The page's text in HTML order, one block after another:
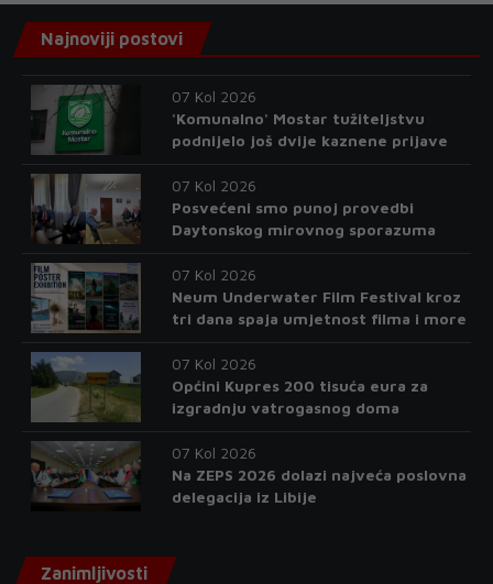
Najnoviji postovi
07 Kol 2026
'Komunalno' Mostar tužiteljstvu
podnijelo još dvije kaznene prijave
07 Kol 2026
Posvećeni smo punoj provedbi
Daytonskog mirovnog sporazuma
07 Kol 2026
Neum Underwater Film Festival kroz
tri dana spaja umjetnost filma i more
07 Kol 2026
Općini Kupres 200 tisuća eura za
izgradnju vatrogasnog doma
07 Kol 2026
Na ZEPS 2026 dolazi najveća poslovna
delegacija iz Libije
Zanimljivosti